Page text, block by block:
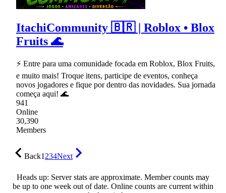
ItachiCommunity 🇧🇷 | Roblox • Blox
Fruits 🌊
⚡ Entre para uma comunidade focada em Roblox, Blox Fruits,
e muito mais! Troque itens, participe de eventos, conheça
novos jogadores e fique por dentro das novidades. Sua jornada
começa aqui! 🌊
941
Online
30,390
Members
Back1234Next
Heads up: Server stats are approximate. Member counts may
be up to one week out of date. Online counts are current within